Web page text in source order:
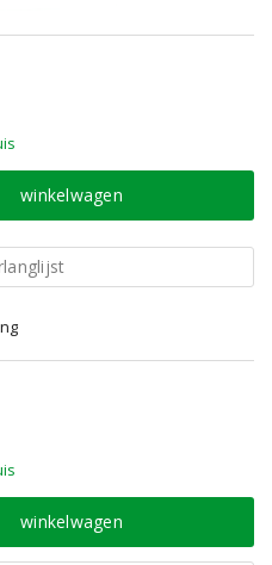
winkelwagen
winkelwagen